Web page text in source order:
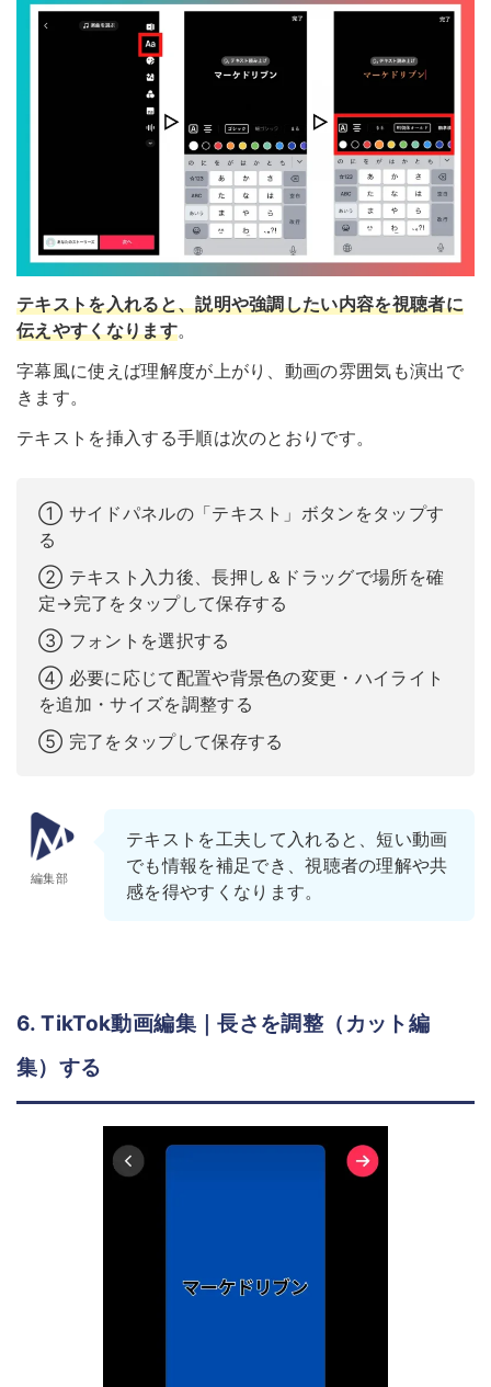
テキストを入れると、説明や強調したい内容を視聴者に
伝えやすくなります。
字幕風に使えば理解度が上がり、動画の雰囲気も演出で
きます。
テキストを挿入する手順は次のとおりです。
① サイドパネルの「テキスト」ボタンをタップす
る
② テキスト入力後、長押し＆ドラッグで場所を確
定→完了をタップして保存する
③ フォントを選択する
④ 必要に応じて配置や背景色の変更・ハイライト
を追加・サイズを調整する
⑤ 完了をタップして保存する
編集部
テキストを工夫して入れると、短い動画
でも情報を補足でき、視聴者の理解や共
感を得やすくなります。
6. TikTok動画編集｜長さを調整（カット編
集）する